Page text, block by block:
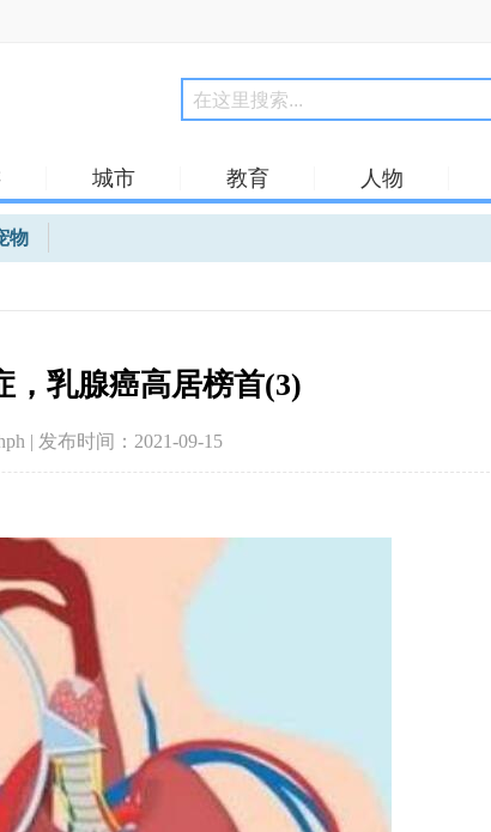
城市 教育
人物
物
，乳腺癌高居榜首(3)
| 发布时间：2021-09-15